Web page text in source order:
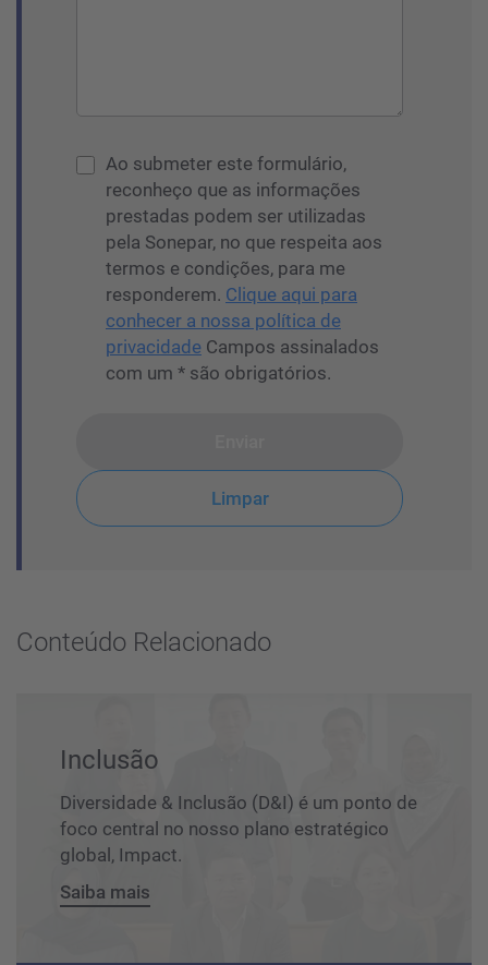
Ao submeter este formulário,
reconheço que as informações
prestadas podem ser utilizadas
pela Sonepar, no que respeita aos
termos e condições, para me
responderem. Clique aqui para
conhecer a nossa política de
privacidade Campos assinalados
com um * são obrigatórios.
Limpar
Conteúdo Relacionado
Inclusão
Diversidade & Inclusão (D&I) é um ponto de
foco central no nosso plano estratégico
global, Impact.
Saiba mais